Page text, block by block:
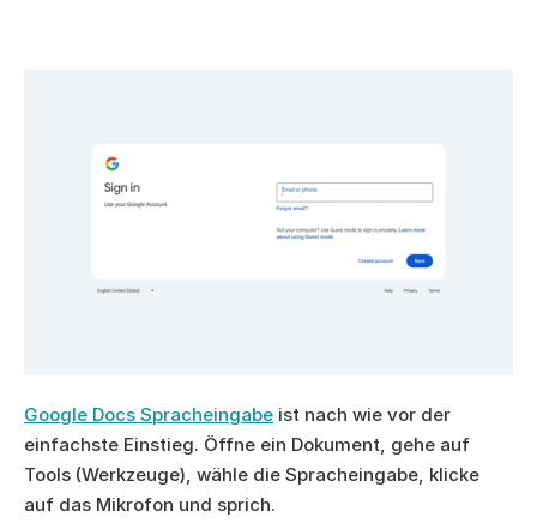
Google Docs Spracheingabe ist nach wie vor der
einfachste Einstieg. Öffne ein Dokument, gehe auf
Tools (Werkzeuge), wähle die Spracheingabe, klicke
auf das Mikrofon und sprich.